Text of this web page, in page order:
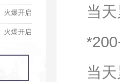
火爆开启
火爆开启
当
当